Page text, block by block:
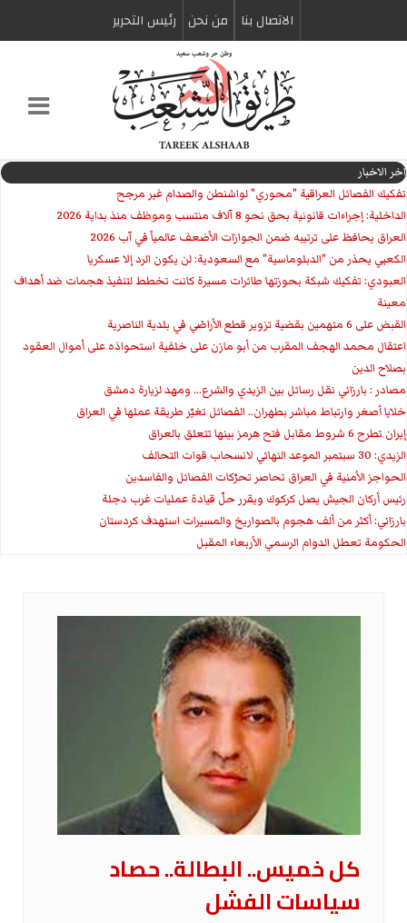
الاتصال بنا من نحن رئیس التحریر
اخر الاخبار
تفكيك الفصائل العراقية "محوري" لواشنطن والصدام غير مرجح
الداخلية: إجراءات قانونية بحق نحو 8 آلاف منتسب وموظف منذ بداية 2026
العراق يحافظ على ترتيبه ضمن الجوازات الأضعف عالمياً في آب 2026
الكعبي يحذر من "الدبلوماسية" مع السعودية: لن يكون الرد إلا عسكريا
العبودي: تفكيك شبكة بحوزتها طائرات مسيرة كانت تخطط لتنفيذ هجمات ضد أهداف
معينة
القبض على 6 متهمين بقضية تزوير قطع الأراضي في بلدية الناصرية
اعتقال محمد الهجف المقرب من أبو مازن على خلفية استحواذه على أموال العقود
بصلاح الدين
مصادر : بارزاني نقل رسائل بين الزيدي والشرع... ومهد لزيارة دمشق
خلايا أصغر وارتباط مباشر بطهران.. الفصائل تغيّر طريقة عملها في العراق
إيران تطرح 6 شروط مقابل فتح هرمز بينها تتعلق بالعراق
الزيدي: 30 سبتمبر الموعد النهائي لانسحاب قوات التحالف
الحواجز الأمنية في العراق تحاصر تحرّكات الفصائل والفاسدين
رئيس أركان الجيش يصل كركوك ويقرر حلّ قيادة عمليات غرب دجلة
بارزاني: أكثر من ألف هجوم بالصواريخ والمسيرات استهدف كردستان
الحكومة تعطل الدوام الرسمي الأربعاء المقبل
كل خميس.. البطالة.. حصاد
سياسات الفشل